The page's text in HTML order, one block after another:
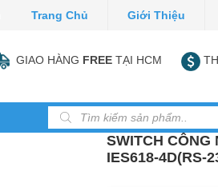
Trang Chủ Giới Thiệu
GIAO HÀNG FREE TẠI HCM
Tìm kiếm sản phẩm
SWITCH CÔNG
IES618-4D(RS-